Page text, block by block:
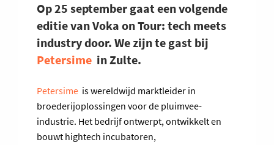
Op 25 september gaat een volgende
editie van Voka on Tour: tech meets
industry door. We zijn te gast bij
Petersime in Zulte.
Petersime is wereldwijd marktleider in
broederijoplossingen voor de pluimvee-
industrie. Het bedrijf ontwerpt, ontwikkelt en
bouwt hightech incubatoren,